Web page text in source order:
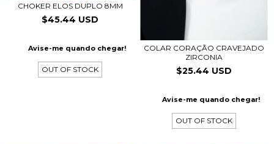
CHOKER ELOS DUPLO 8MM
$45.44 USD
Avise-me quando chegar!
OUT OF STOCK
COLAR CORAÇÃO CRAVEJADO
ZIRCONIA
$25.44 USD
Avise-me quando chegar!
OUT OF STOCK